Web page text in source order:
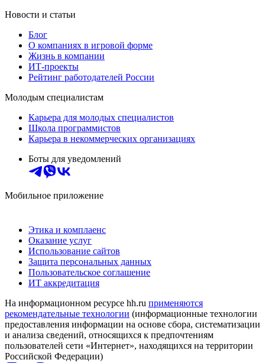
Новости и статьи
Блог
О компаниях в игровой форме
Жизнь в компании
ИТ-проекты
Рейтинг работодателей России
Молодым специалистам
Карьера для молодых специалистов
Школа программистов
Карьера в некоммерческих организациях
Боты для уведомлений
Мобильное приложение
Этика и комплаенс
Оказание услуг
Использование сайтов
Защита персональных данных
Пользовательское соглашение
ИТ аккредитация
На информационном ресурсе hh.ru применяются
рекомендательные технологии (информационные технологии
предоставления информации на основе сбора, систематизации
и анализа сведений, относящихся к предпочтениям
пользователей сети «Интернет», находящихся на территории
Российской Федерации)